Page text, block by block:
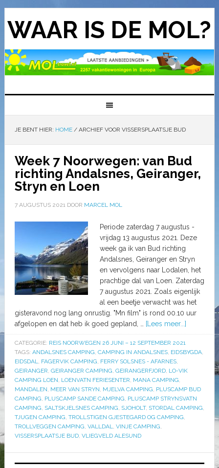
WAAR IS DE MOL?
JE BENT HIER: HOME /ARCHIEF VOOR VISSERSPLAATSJE BUD
Week 7 Noorwegen: van Bud
richting Andalsnes, Geiranger,
Stryn en Loen
7 AUGUSTUS 2021DOOR MARCEL MOL
Periode zaterdag 7 augustus -
vrijdag 13 augustus 2021. Deze
week ga ik van Bud richting
Andalsnes, Geiranger en Stryn
en vervolgens naar Lodalen, het
prachtige dal van Loen. Zaterdag
7 augustus 2021. Zoals eigenlijk
al een beetje verwacht was het
gisteravond nog lang onrustig. "Mn film" is rond 00.10 uur
afgelopen en dat heb ik goed gepland, …
[Lees meer...]
CATEGORIE: REIS NOORWEGEN 26 JUNI – 12 SEPTEMBER 2021
TAGS: ANDALSNES CAMPING, CAMPING IN ANDALSNES, EIDSBYGDA,
EIDSDAL, FAGERVIK CAMPING, FERRY SOLSNES - AFARNES,
GEIRANGER, GEIRANGER CAMPING, GEIRANGERFJORD, LO-VIK
CAMPING LOEN, LOENVATN FERIESENTER, MANA CAMPING,
MANDALEN, MEER VAN STRYN, MJELVA CAMPING, PLUSCAMP BUD
CAMPING, PLUSCAMP SANDE CAMPING, PLUSCAMP STRYNSVATN
CAMPING, SALTSKJELSNES CAMPING, SJOHOLT, STORDAL CAMPING,
TJUGEN CAMPING, TROLLSTIGEN GJESTEGARD OG CAMPING,
TROLLVEGGEN CAMPING, VALLDAL, VINJE CAMPING,
VISSERSPLAATSJE BUD, VLIEGVELD ALESUND